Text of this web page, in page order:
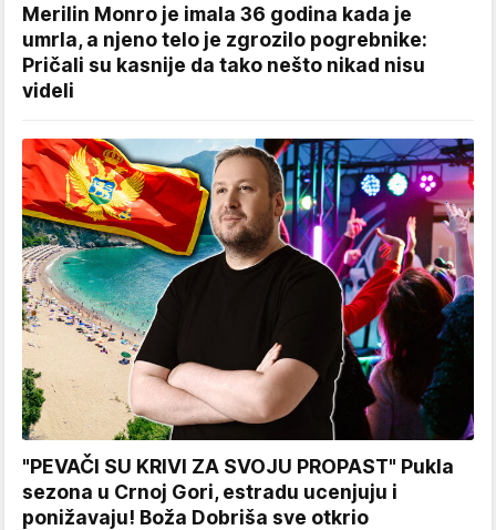
Merilin Monro je imala 36 godina kada je
umrla, a njeno telo je zgrozilo pogrebnike:
Pričali su kasnije da tako nešto nikad nisu
videli
"PEVAČI SU KRIVI ZA SVOJU PROPAST" Pukla
sezona u Crnoj Gori, estradu ucenjuju i
ponižavaju! Boža Dobriša sve otkrio